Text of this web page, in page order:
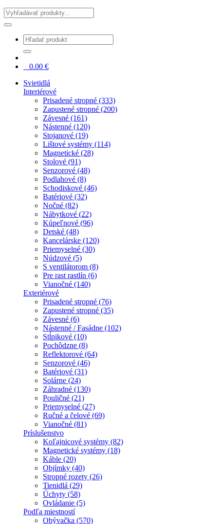
Hladať
0.00 €
Svietidlá
Interiérové
Prisadené stropné (333)
Zapustené stropné (200)
Závesné (161)
Nástenné (120)
Stojanové (19)
Lištové systémy (114)
Magnetické (28)
Stolové (91)
Senzorové (48)
Podlahové (8)
Schodiskové (46)
Batériové (32)
Nočné (82)
Nábytkové (22)
Kúpeľnové (96)
Detské (48)
Kancelárske (120)
Priemyselné (30)
Núdzové (5)
S ventilátorom (8)
Pre rast rastlín (6)
Vianočné (140)
Exteriérové
Prisadené stropné (76)
Zapustené stropné (35)
Závesné (6)
Nástenné / Fasádne (102)
Stĺpikové (10)
Pochôdzne (8)
Reflektorové (64)
Senzorové (46)
Batériové (31)
Solárne (24)
Záhradné (130)
Pouličné (21)
Priemyselné (27)
Ručné a čelové (69)
Vianočné (81)
Príslušenstvo
Koľajnicové systémy (82)
Magnetické systémy (18)
Káble (20)
Objímky (40)
Stropné rozety (26)
Tienidlá (29)
Úchyty (58)
Ovládanie (5)
Podľa miestností
Obývačka (570)